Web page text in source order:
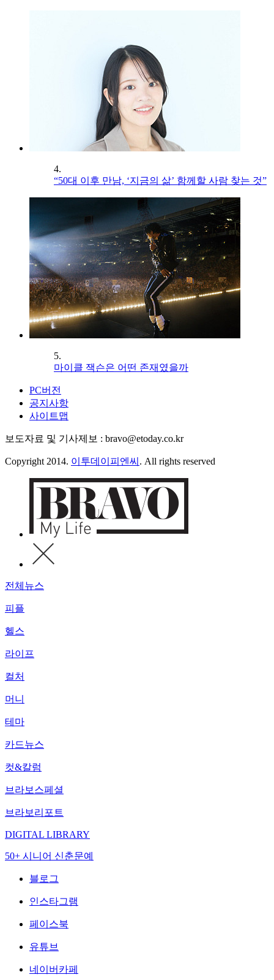
4.
“50대 이후 만남, ‘지금의 삶’ 함께할 사람 찾는 것”
5.
마이클 잭슨은 어떤 존재였을까
PC버전
공지사항
사이트맵
보도자료 및 기사제보 : bravo@etoday.co.kr
Copyright 2014. 이투데이피엔씨 . All rights reserved
전체뉴스
피플
헬스
라이프
컬처
머니
테마
카드뉴스
컷&칼럼
브라보스페셜
브라보리포트
DIGITAL LIBRARY
50+ 시니어 신춘문예
블로그
인스타그램
페이스북
유튜브
네이버카페